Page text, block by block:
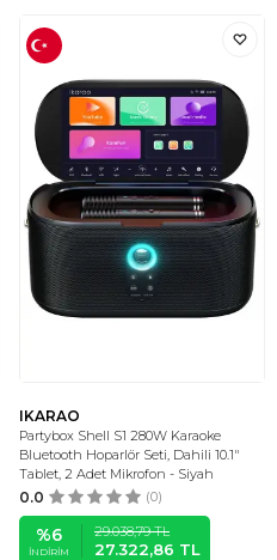
IKARAO
Partybox Shell S1 280W Karaoke
Bluetooth Hoparlör Seti, Dahili 10.1"
Tablet, 2 Adet Mikrofon - Siyah
0.0 (0)
%6
İNDIRIM
29.038,79TL
27.322,86 TL